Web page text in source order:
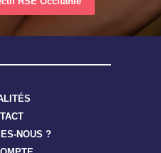
NOUS ?